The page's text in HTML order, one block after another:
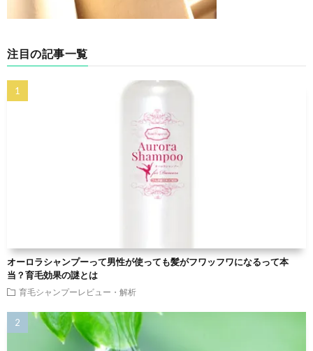
注目の記事一覧
オーロラシャンプーって男性が使っても髪がフワッフワになるって本
当？育毛効果の謎とは
育毛シャンプーレビュー・解析